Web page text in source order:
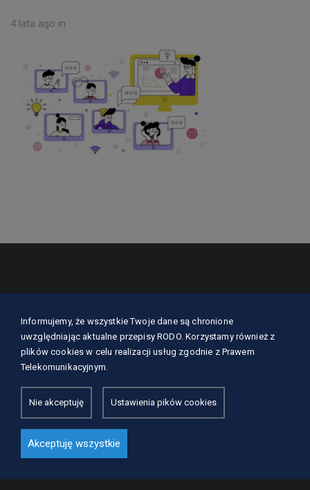
4 lata ago in
O nas
Nasze usługi
Szkolenia
Dla kursantów
Zaufali nam
Aktualności
Informujemy, że wszystkie Twoje dane są chronione
uwzględniając aktualne przepisy RODO. Korzystamy również z
plików cookies w celu realizacji usług zgodnie z Prawem
Telekomunikacyjnym.
Nie akceptuję Ustawienia pików cookies
Akceptuję wszystkie